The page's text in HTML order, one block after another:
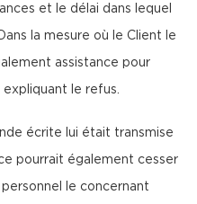
et le délai dans lequel
la mesure où le Client le
assistance pour
expliquant le refus.
écrite lui était transmise
pourrait également cesser
le concernant